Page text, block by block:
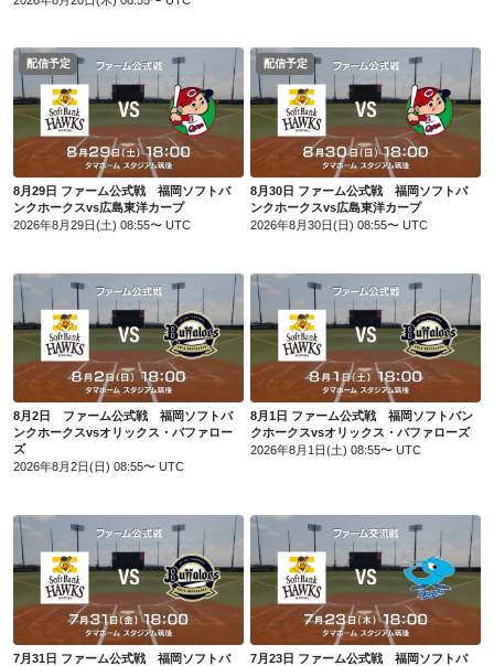
配信予定
8月29日 ファーム公式戦 福岡ソフトバンクホークスvs広島東洋カープ
8月29日 ファーム公式戦 福岡ソフトバ
ンクホークスvs広島東洋カープ
2026年8月29日(土) 08:55〜 UTC
配信予定
8月30日 ファーム公式戦 福岡ソフトバンクホークスvs広島東洋カープ
8月30日 ファーム公式戦 福岡ソフトバ
ンクホークスvs広島東洋カープ
2026年8月30日(日) 08:55〜 UTC
8月2日 ファーム公式戦 福岡ソフトバンクホークスvsオリックス・バファローズ
8月2日 ファーム公式戦 福岡ソフトバ
ンクホークスvsオリックス・バファロー
ズ
2026年8月2日(日) 08:55〜 UTC
8月1日 ファーム公式戦 福岡ソフトバンクホークスvsオリックス・バファローズ
8月1日 ファーム公式戦 福岡ソフトバン
クホークスvsオリックス・バファローズ
2026年8月1日(土) 08:55〜 UTC
7月31日 ファーム公式戦 福岡ソフトバンクホークスvsオリックス・バファローズ
7月31日 ファーム公式戦 福岡ソフトバ
7月23日 ファーム公式戦 福岡ソフトバンクホークスvs中日ドラゴンズ
7月23日 ファーム公式戦 福岡ソフトバ